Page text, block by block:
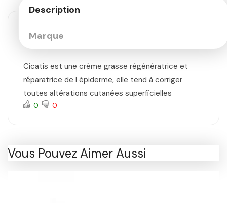
Description
Marque
Cicatis est une crème grasse régénératrice et
réparatrice de l épiderme, elle tend à corriger
toutes altérations cutanées superficielles
0 0
Vous Pouvez Aimer Aussi